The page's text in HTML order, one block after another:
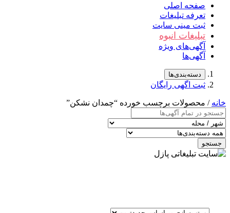
صفحه اصلی
تعرفه تبلیغات
ثبت مینی سایت
تبلیغات انبوه
آگهی‌های ویژه
آگهی‌ها
دسته‌بندی‌ها
ثبت اگهی رایگان
خانه / محصولات برچسب خورده “چمدان نشكن”
جستجو